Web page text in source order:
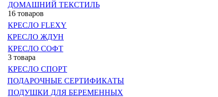
ДОМАШНИЙ ТЕКСТИЛЬ
16 товаров
КРЕСЛО FLEXY
КРЕСЛО ЖДУН
КРЕСЛО СОФТ
3 товара
КРЕСЛО СПОРТ
ПОДАРОЧНЫЕ СЕРТИФИКАТЫ
ПОДУШКИ ДЛЯ БЕРЕМЕННЫХ